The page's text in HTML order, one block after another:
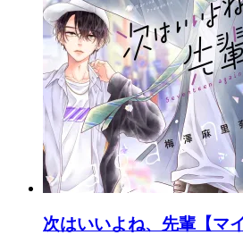
次はいいよね、先輩【マ